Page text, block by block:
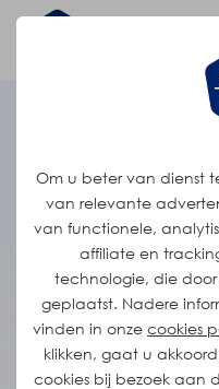
Om u beter van dienst
van relevante
van functionele,
affiliate en
technologie, die door
geplaatst. Nadere
vinden in onze cookies
klikken, gaat u
cookies bij bezoek aan
Gary
"Het werk is
afwisselend,
hetzelfde. Dat
al zo lang